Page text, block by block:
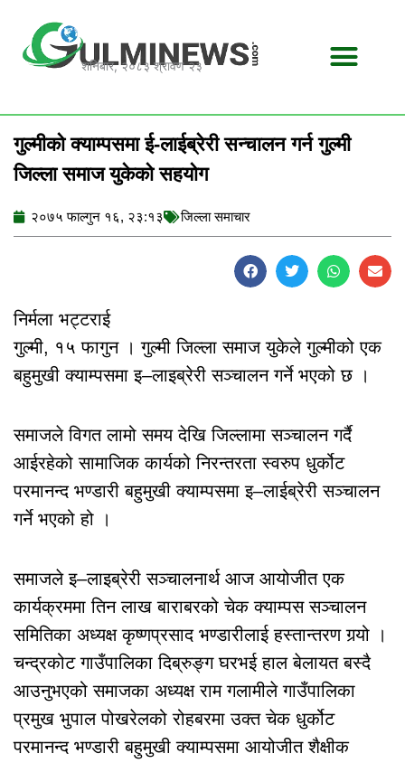
content
शनिबार, २०८३ श्रावण २३
गुल्मीको क्याम्पसमा ई-लाईब्रेरी सन्चालन गर्न गुल्मी
जिल्ला समाज युकेको सहयोग
२०७५ फाल्गुन १६, २३:१३ जिल्ला समाचार
निर्मला भट्टराई
गुल्मी, १५ फागुन । गुल्मी जिल्ला समाज युकेले गुल्मीको एक
बहुमुखी क्याम्पसमा इ–लाइब्रेरी सञ्चालन गर्ने भएको छ ।
समाजले विगत लामो समय देखि जिल्लामा सञ्चालन गर्दै
आईरहेको सामाजिक कार्यको निरन्तरता स्वरुप धुर्कोट
परमानन्द भण्डारी बहुमुखी क्याम्पसमा इ–लाईब्रेरी सञ्चालन
गर्ने भएको हो ।
समाजले इ–लाइब्रेरी सञ्चालनार्थ आज आयोजीत एक
कार्यक्रममा तिन लाख बाराबरको चेक क्याम्पस सञ्चालन
समितिका अध्यक्ष कृष्णप्रसाद भण्डारीलाई हस्तान्तरण गर्‍यो ।
चन्द्रकोट गाउँपालिका दिब्रुङ्ग घरभई हाल बेलायत बस्दै
आउनुभएको समाजका अध्यक्ष राम गलामीले गाउँपालिका
प्रमुख भुपाल पोखरेलको रोहबरमा उक्त चेक धुर्कोट
परमानन्द भण्डारी बहुमुखी क्याम्पसमा आयोजीत शैक्षीक